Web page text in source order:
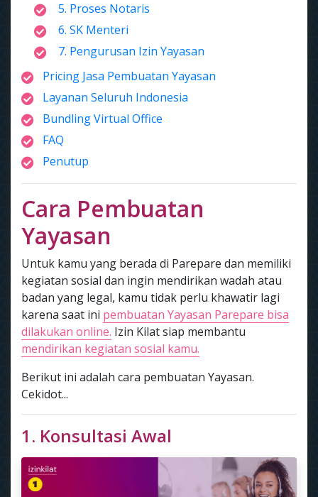
5. Proses Notaris
6. SK Menteri
7. Pengurusan Izin Yayasan
Pricing Jasa Pembuatan Yayasan
Layanan Seluruh Indonesia
Bundling Virtual Office
FAQ
Penutup
Cara Pembuatan
Yayasan
Untuk kamu yang berada di Parepare dan memiliki
kegiatan sosial dan ingin mendirikan wadah atau
badan yang legal, kamu tidak perlu khawatir lagi
karena saat ini pembuatan Yayasan Parepare bisa
dilakukan online. Izin Kilat siap membantu
mendirikan kegiatan sosial kamu.
Berikut ini adalah cara pembuatan Yayasan.
Cekidot...
1. Konsultasi Awal